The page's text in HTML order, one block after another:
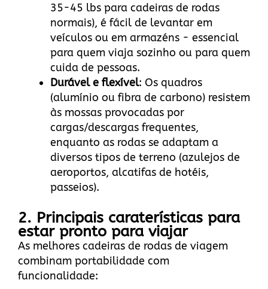
35-45 lbs para cadeiras de rodas
normais), é fácil de levantar em
veículos ou em armazéns - essencial
para quem viaja sozinho ou para quem
cuida de pessoas.
Durável e flexível: Os quadros
(alumínio ou fibra de carbono) resistem
às mossas provocadas por
cargas/descargas frequentes,
enquanto as rodas se adaptam a
diversos tipos de terreno (azulejos de
aeroportos, alcatifas de hotéis,
passeios).
2. Principais caraterísticas para
estar pronto para viajar
As melhores cadeiras de rodas de viagem
combinam portabilidade com
funcionalidade: